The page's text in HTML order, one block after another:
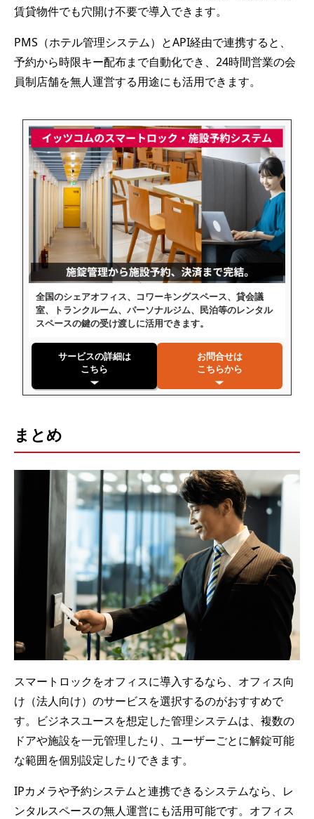
賃貸物件でも穴開け不要で導入できます。
PMS（ホテル管理システム）とAPI経由で連携すると、
予約から時限キー配布まで自動化でき、24時間営業の会
員制店舗を無人運営する用途にも活用できます。
全国のシェアオフィス、コワーキングスペース、貸会議
室、トランクルーム、パーソナルジム、民泊等のレンタル
スペースの鍵の受け渡しに活用できます。
サービスの詳細は
こちら
お問合せは
こちらから
まとめ
スマートロックをオフィスに導入するなら、オフィス向
け（法人向け）のサービスを選択するのがおすすめで
す。ビジネスユースを想定した管理システムは、複数の
ドアや施設を一元管理したり、ユーザーごとに解錠可能
な範囲を個別設定したりできます。
IPカメラや予約システムと連携できるシステムなら、レ
ンタルスペースの無人運営にも活用可能です。オフィス